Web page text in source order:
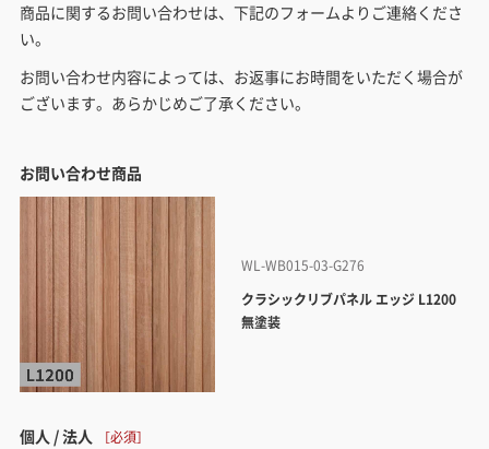
商品に関するお問い合わせは、下記のフォームよりご連絡くださ
い。
お問い合わせ内容によっては、お返事にお時間をいただく場合が
ございます。あらかじめご了承ください。
お問い合わせ商品
WL-WB015-03-G276
クラシックリブパネル エッジ L1200
無塗装
個人 / 法人